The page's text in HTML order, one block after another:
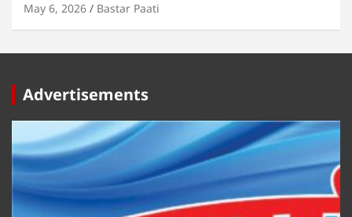
May 6, 2026 Bastar Paati
Advertisements